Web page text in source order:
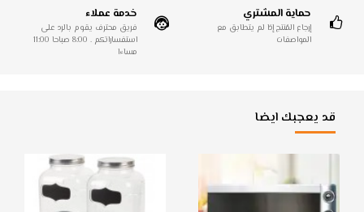
حماية المشتري
إرجاع المُنتج إذا لم يتطابق مع
المواصفات
خدمة عملاء
فريق محترف يقوم بالرد على
استفساراتكم . 8:00 صباحا 11:00
مساءا
قد يعجبك ايضا